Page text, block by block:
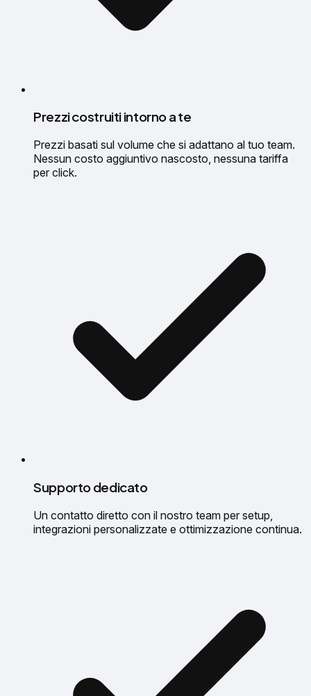
Prezzi costruiti intorno a te
Prezzi basati sul volume che si adattano al tuo team.
Nessun costo aggiuntivo nascosto, nessuna tariffa
per click.
Supporto dedicato
Un contatto diretto con il nostro team per setup,
integrazioni personalizzate e ottimizzazione continua.